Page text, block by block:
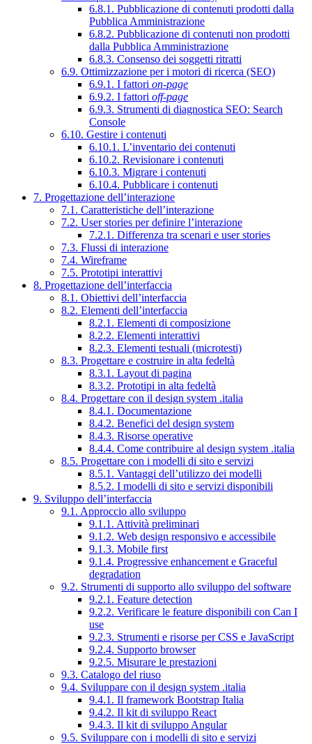
6.8.1. Pubblicazione di contenuti prodotti dalla
Pubblica Amministrazione
6.8.2. Pubblicazione di contenuti non prodotti
dalla Pubblica Amministrazione
6.8.3. Consenso dei soggetti ritratti
6.9. Ottimizzazione per i motori di ricerca (SEO)
6.9.1. I fattori on-page
6.9.2. I fattori off-page
6.9.3. Strumenti di diagnostica SEO: Search
Console
6.10. Gestire i contenuti
6.10.1. L’inventario dei contenuti
6.10.2. Revisionare i contenuti
6.10.3. Migrare i contenuti
6.10.4. Pubblicare i contenuti
7. Progettazione dell’interazione
7.1. Caratteristiche dell’interazione
7.2. User stories per definire l’interazione
7.2.1. Differenza tra scenari e user stories
7.3. Flussi di interazione
7.4. Wireframe
7.5. Prototipi interattivi
8. Progettazione dell’interfaccia
8.1. Obiettivi dell’interfaccia
8.2. Elementi dell’interfaccia
8.2.1. Elementi di composizione
8.2.2. Elementi interattivi
8.2.3. Elementi testuali (microtesti)
8.3. Progettare e costruire in alta fedeltà
8.3.1. Layout di pagina
8.3.2. Prototipi in alta fedeltà
8.4. Progettare con il design system .italia
8.4.1. Documentazione
8.4.2. Benefici del design system
8.4.3. Risorse operative
8.4.4. Come contribuire al design system .italia
8.5. Progettare con i modelli di sito e servizi
8.5.1. Vantaggi dell’utilizzo dei modelli
8.5.2. I modelli di sito e servizi disponibili
9. Sviluppo dell’interfaccia
9.1. Approccio allo sviluppo
9.1.1. Attività preliminari
9.1.2. Web design responsivo e accessibile
9.1.3. Mobile first
9.1.4. Progressive enhancement e Graceful
degradation
9.2. Strumenti di supporto allo sviluppo del software
9.2.1. Feature detection
9.2.2. Verificare le feature disponibili con Can I
use
9.2.3. Strumenti e risorse per CSS e JavaScript
9.2.4. Supporto browser
9.2.5. Misurare le prestazioni
9.3. Catalogo del riuso
9.4. Sviluppare con il design system .italia
9.4.1. Il framework Bootstrap Italia
9.4.2. Il kit di sviluppo React
9.4.3. Il kit di sviluppo Angular
9.5. Sviluppare con i modelli di sito e servizi